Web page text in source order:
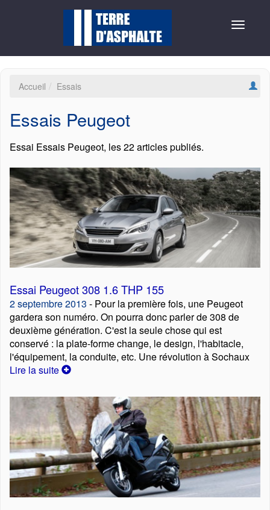
Toggle
Accueil Essais
Essais Peugeot
Essai Essais Peugeot, les 22 articles publiés.
Essai Peugeot 308 1.6 THP 155
2 septembre 2013 - Pour la première fois, une Peugeot
gardera son numéro. On pourra donc parler de 308 de
deuxième génération. C'est la seule chose qui est
conservé : la plate-forme change, le design, l'habitacle,
l'équipement, la conduite, etc. Une révolution à Sochaux
Lire la suite